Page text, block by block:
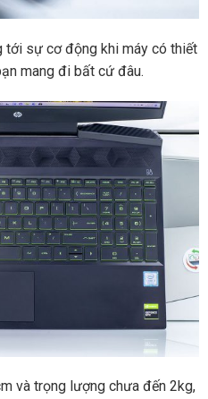
tới sự cơ động khi máy có thiết
mang đi bất cứ đâu.
và trọng lượng chưa đến 2kg,